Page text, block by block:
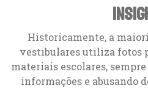
Historicamente, a
vestibulares utiliza fotos
materiais escolares,
informações e abusando